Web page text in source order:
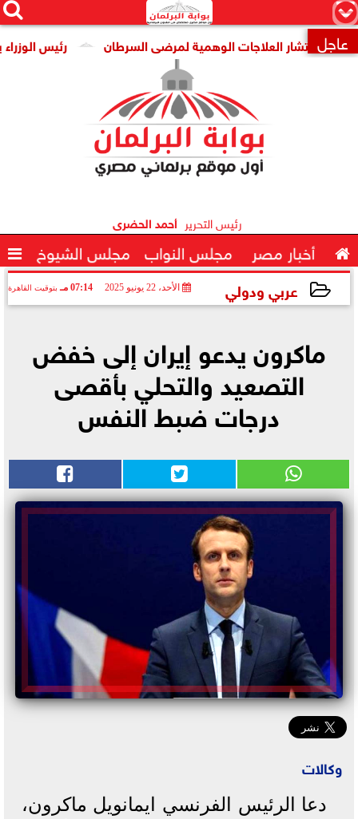
×


 عاجل رئيس الوزراء انتشار العلاجات الوهمية لمرضى السرطان
رئيس التحرير أحمد الحضرى
 أخبار مصر مجلس النواب مجلس الشيوخ 
عربي ودولي الأحد، 22 يونيو 2025 07:14 مـ بتوقيت القاهرة
ماكرون يدعو إيران إلى خفض
التصعيد والتحلي بأقصى
درجات ضبط النفس
وكالات
دعا الرئيس الفرنسي ايمانويل ماكرون،